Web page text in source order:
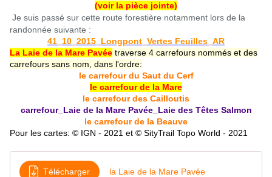
(voir la pièce jointe)
Je suis passé sur cette route forestière notamment lors de la
randonnée suivante :
41_10_2015_Longpont_Vertes Feuilles_AR
La Laie de la Mare Pavée traverse 4 carrefours nommés et des
carrefours sans nom, dans l'ordre:
le carrefour du Saut du Cerf
le carrefour de la Mare
le carrefour des Cailloutis
carrefour_Laie de la Mare Pavée_Laie des Têtes Salmon
le carrefour de la Beauve
Pour les cartes: © IGN - 2021 et © SityTrail Topo World - 2021
Télécharger la Laie de la Mare Pavée